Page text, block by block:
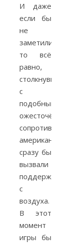
И даже
если бы
не
заметили,
то всё
равно,
столкнувшись
с
подобным
ожесточённым
сопротивлением,
американцы
сразу бы
вызвали
поддержку
с
воздуха.
В этот
момент
игры бы